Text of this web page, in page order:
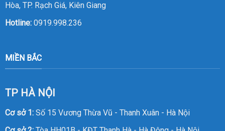
Hòa, TP. Rạch Giá, Kiên Giang
Hotline: 0919.998.236
MIỀN BẮC
TP HÀ NỘI
Cơ sở 1:Số 15 Vương Thừa Vũ - Thanh Xuân - Hà Nội